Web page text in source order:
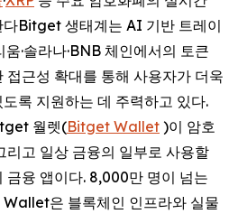
다Bitget 생태계는 AI 기반 트레이
·솔라나·BNB 체인에서의 토큰
접근성 확대를 통해 사용자가 더욱
록 지원하는 데 주력하고 있다.
월렛(Bitget Wallet )이 암호
리고 일상 금융의 일부로 사용할
금융 앱이다. 8,000만 명이 넘는
은 블록체인 인프라와 실물